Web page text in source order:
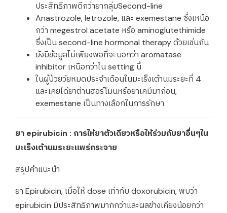
ประสิทธิภาพดีกว่ายากลุ่มSecond-line
Anastrozole, letrozole, และ exemestane ซึ่งเหนือ
กว่า megestrol acetate หรือ aminoglutethimide
ซึ่งเป็น second-line hormonal therapy ด้วยเช่นกัน
ยังมีข้อมูลไม่เพียงพอที่จะบอกว่า aromatase
inhibitor เหนือกว่าใน setting นี้
ในผู้ป่วยวัยหมดประจำเดือนในมะเร็งเต้านมระยะที่ 4
และเคยได้ยาต้านฮอร์โมนหรือยาเคมีมาก่อน,
exemestane เป็นทางเลือกในการรักษา
ยา epirubicin : การให้ยาตัวเดียวหรือให้ร่วมกับยาอื่นๆใน
มะเร็งเต้านมระยะแพร่กระจาย
สรุปคำแนะนำ
ยา Epirubicin, เมื่อให้ dose เท่ากับ doxorubicin, พบว่า
epirubicin มีประสิทธิภาพมากกว่าและผลข้างเคียงน้อยกว่า